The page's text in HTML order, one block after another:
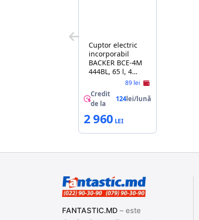
Cuptor electric
incorporabil
BACKER BCE-4M
444BL, 65 l, 4
functii, Grill,
Curatare
traditionala,
Negru, A
89 lei
Credit
de la
124lei/lună
2 960
FANTASTIC.MD – este